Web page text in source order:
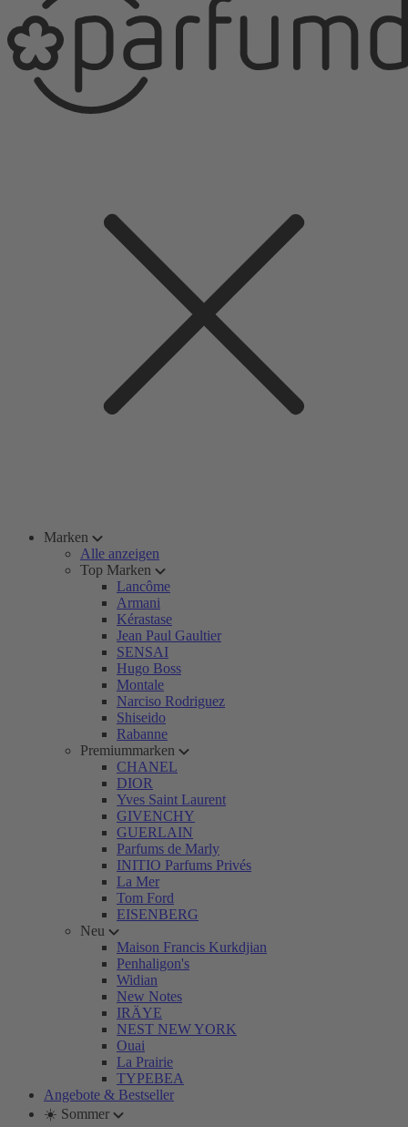
Marken
Alle anzeigen
Top Marken
Lancôme
Armani
Kérastase
Jean Paul Gaultier
SENSAI
Hugo Boss
Montale
Narciso Rodriguez
Shiseido
Rabanne
Premiummarken
CHANEL
DIOR
Yves Saint Laurent
GIVENCHY
GUERLAIN
Parfums de Marly
INITIO Parfums Privés
La Mer
Tom Ford
EISENBERG
Neu
Maison Francis Kurkdjian
Penhaligon's
Widian
New Notes
IRÄYE
NEST NEW YORK
Ouai
La Prairie
TYPEBEA
Angebote & Bestseller
☀️ Sommer